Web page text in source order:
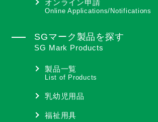
オンライン申請
Online Applications/Notifications
SGマーク製品を探す
SG Mark Products
製品一覧
List of Products
乳幼児用品
福祉用具